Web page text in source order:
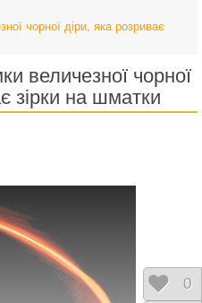
чорної діри, яка розриває
величезної чорної
зірки на шматки
0